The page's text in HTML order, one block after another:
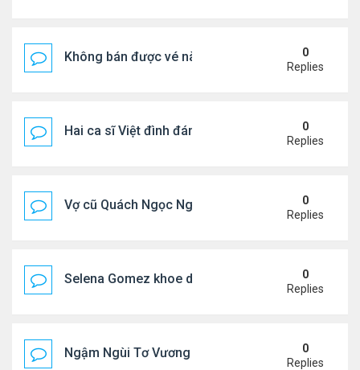
Không bán được vé nào, 1 phim Việt rời rạp
0
Replies
Hai ca sĩ Việt đình đám không phải vợ chồng vẫn
0
Replies
Vợ cũ Quách Ngọc Ngoan: "Tôi sắp 50, liệu có
0
Replies
Selena Gomez khoe dáng mừng sinh nhật
0
Replies
Ngậm Ngùi Tơ Vương - Video YouTube ngâm bài
0
Replies